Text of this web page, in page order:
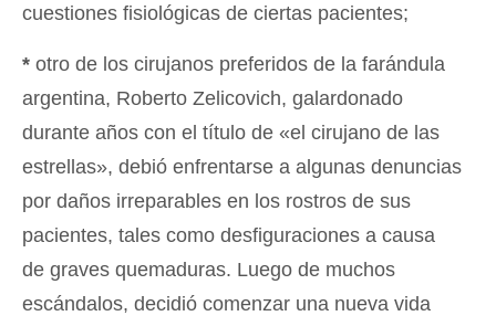
cuestiones fisiológicas de ciertas pacientes;
* otro de los cirujanos preferidos de la farándula
argentina, Roberto Zelicovich, galardonado
durante años con el título de «el cirujano de las
estrellas», debió enfrentarse a algunas denuncias
por daños irreparables en los rostros de sus
pacientes, tales como desfiguraciones a causa
de graves quemaduras. Luego de muchos
escándalos, decidió comenzar una nueva vida